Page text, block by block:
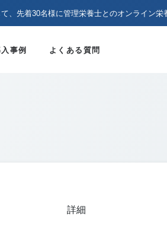
、先着30名様に管理栄養士とのオンライン
事例 よくある質問
詳細